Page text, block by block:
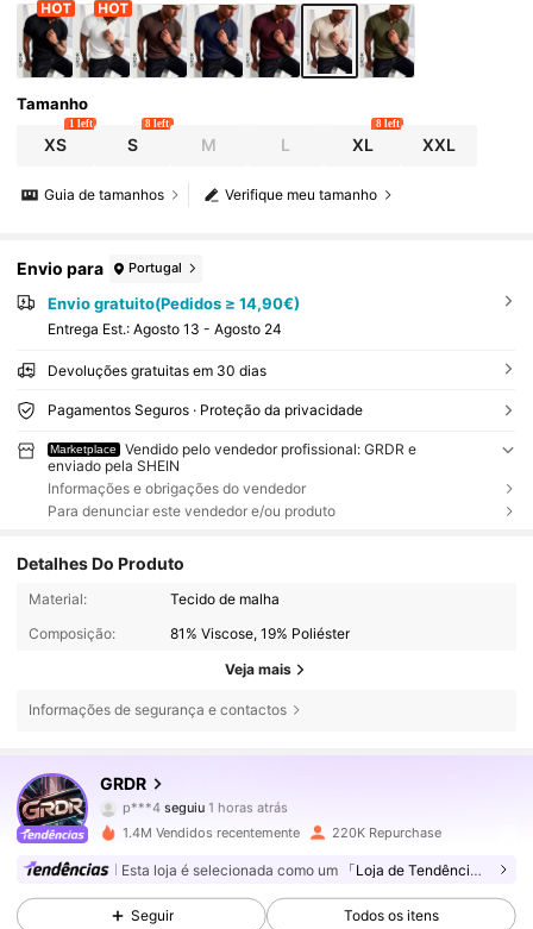
Tamanho
XS
1 left
S
8 left
M L XL
8 left
XXL
Verifique meu tamanho
Guia de tamanhos
Envio para Portugal
Envio gratuito(Pedidos ≥ 14,90€)
Entrega Est.: Agosto 13 - Agosto 24
Devoluções gratuitas em 30 dias
Pagamentos Seguros · Proteção da privacidade
Marketplace
Vendido pelo vendedor profissional: GRDR e
enviado pela SHEIN
Informações e obrigações do vendedor
Para denunciar este vendedor e/ou produto
Detalhes Do Produto
Material:
Tecido de malha
Composição:
81% Viscose, 19% Poliéster
Veja mais
Informações de segurança e contactos
GRDR
p***4seguiu
o***4está a navegar
4,74
172K Seguidores
4,74 172K Seguidores
1.4M Vendidos recentemente 220K Repurchase
Esta loja é selecionada como um 「Loja de Tendências」
Seguir Todos os itens